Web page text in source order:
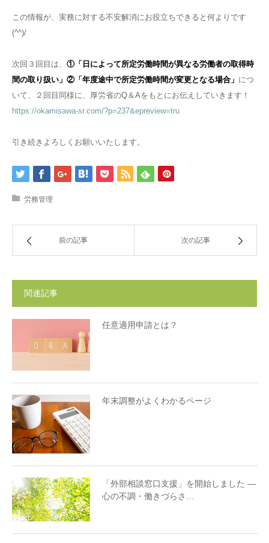
この情報が、実務に対する不安解消にお役立ちできると何よりです
(^^)/
次回３回目は、 ①「日によって所定労働時間が異なる労働者の取得時
間の取り扱い」②「年度途中で所定労働時間が変更となる場合」 につ
いて、２回目同様に、厚労省のQ＆Aをもとにお伝えしていきます！
https://okamisawa-sr.com/?p=237&epreview=tru
引き続きよろしくお願いいたします。
労務管理
前の記事 次の記事
関連記事
任意適用申請とは？
年末調整がよくわかるページ
「外部相談窓口支援」を開始しました ―
心の不調・働きづらさ…